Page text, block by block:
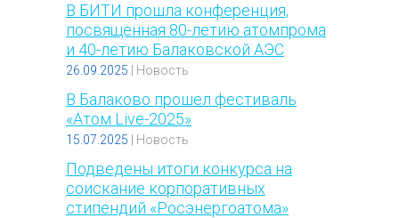
В БИТИ прошла конференция,
посвященная 80-летию атомпрома
и 40-летию Балаковской АЭС
26.09.2025 Новость
В Балаково прошел фестиваль
«Атом Live-2025»
15.07.2025 Новость
Подведены итоги конкурса на
соискание корпоративных
стипендий «Росэнергоатома»